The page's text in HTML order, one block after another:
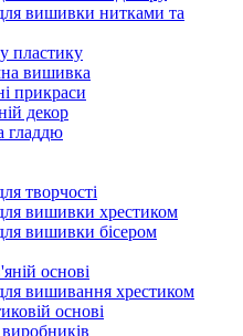
вишивки нитками та
пластику
вишивка
прикраси
декор
гладдю
творчості
вишивки хрестиком
вишивки бісером
основі
вишивання хрестиком
основі